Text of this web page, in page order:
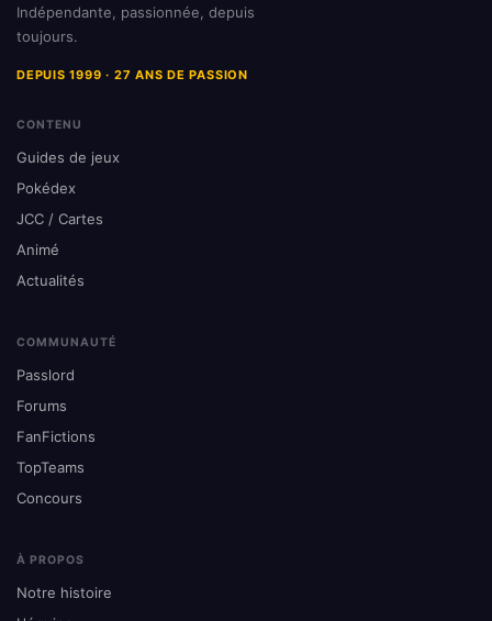
Indépendante, passionnée, depuis
toujours.
DEPUIS 1999 · 27 ANS DE PASSION
CONTENU
Guides de jeux
Pokédex
JCC / Cartes
Animé
Actualités
COMMUNAUTÉ
Passlord
Forums
FanFictions
TopTeams
Concours
À PROPOS
Notre histoire